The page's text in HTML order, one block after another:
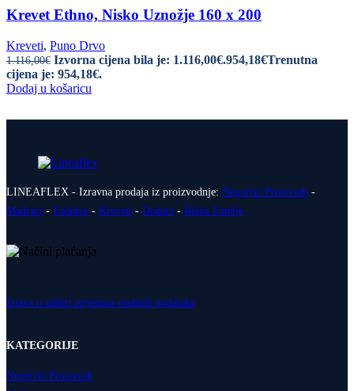
Krevet Ethno, Nisko Uznožje 160 x 200
Kreveti, Puno Drvo
1.116,00€ Izvorna cijena bila je: 1.116,00€.954,18€Trenutna
cijena je: 954,18€.
Dodaj u košaricu
LINEAFLEX - Izravna prodaja iz proizvodnje: Negorivi Proizvodi -
Madraci - Podnice - Kreveti - Dodaci - Relax Fotelje
Izjava o zaštiti prijenosa osobnih podataka
KATEGORIJE
Negorivi Proizvodi